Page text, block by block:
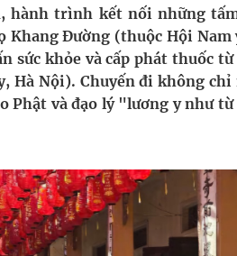
hành trình kết nối những
Khang Đường (thuộc Hội Nam
sức khỏe và cấp phát thuốc
Hà Nội). Chuyến đi không chỉ
Phật và đạo lý "lương y như